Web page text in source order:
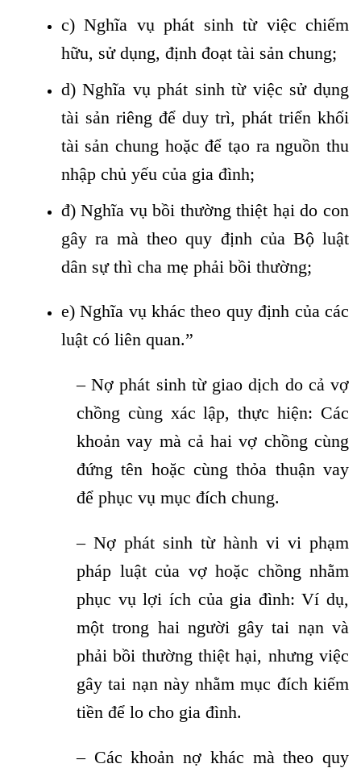
c) Nghĩa vụ phát sinh từ việc chiếm
hữu, sử dụng, định đoạt tài sản chung;
d) Nghĩa vụ phát sinh từ việc sử dụng
tài sản riêng để duy trì, phát triển khối
tài sản chung hoặc để tạo ra nguồn thu
nhập chủ yếu của gia đình;
đ) Nghĩa vụ bồi thường thiệt hại do con
gây ra mà theo quy định của Bộ luật
dân sự thì cha mẹ phải bồi thường;
e) Nghĩa vụ khác theo quy định của các
luật có liên quan.”
– Nợ phát sinh từ giao dịch do cả vợ
chồng cùng xác lập, thực hiện: Các
khoản vay mà cả hai vợ chồng cùng
đứng tên hoặc cùng thỏa thuận vay
để phục vụ mục đích chung.
– Nợ phát sinh từ hành vi vi phạm
pháp luật của vợ hoặc chồng nhằm
phục vụ lợi ích của gia đình: Ví dụ,
một trong hai người gây tai nạn và
phải bồi thường thiệt hại, nhưng việc
gây tai nạn này nhằm mục đích kiếm
tiền để lo cho gia đình.
– Các khoản nợ khác mà theo quy